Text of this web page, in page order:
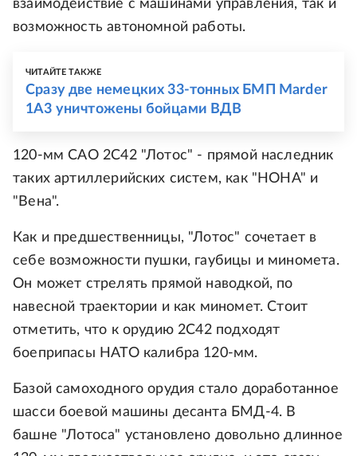
взаимодействие с машинами управления, так и
возможность автономной работы.
ЧИТАЙТЕ ТАКЖЕ
Сразу две немецких 33-тонных БМП Marder
1A3 уничтожены бойцами ВДВ
120-мм САО 2С42 "Лотос" - прямой наследник
таких артиллерийских систем, как "НОНА" и
"Вена".
Как и предшественницы, "Лотос" сочетает в
себе возможности пушки, гаубицы и миномета.
Он может стрелять прямой наводкой, по
навесной траектории и как миномет. Стоит
отметить, что к орудию 2С42 подходят
боеприпасы НАТО калибра 120-мм.
Базой самоходного орудия стало доработанное
шасси боевой машины десанта БМД-4. В
башне "Лотоса" установлено довольно длинное